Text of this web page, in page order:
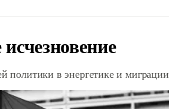
политики в энергетике и миграции